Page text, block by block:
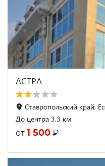
АСТРА
Ставропольский край,
До центра 3.3 км
от 1 500 ₽